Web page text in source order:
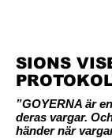
SIONS
”GOYERNA är
deras vargar.
händer när